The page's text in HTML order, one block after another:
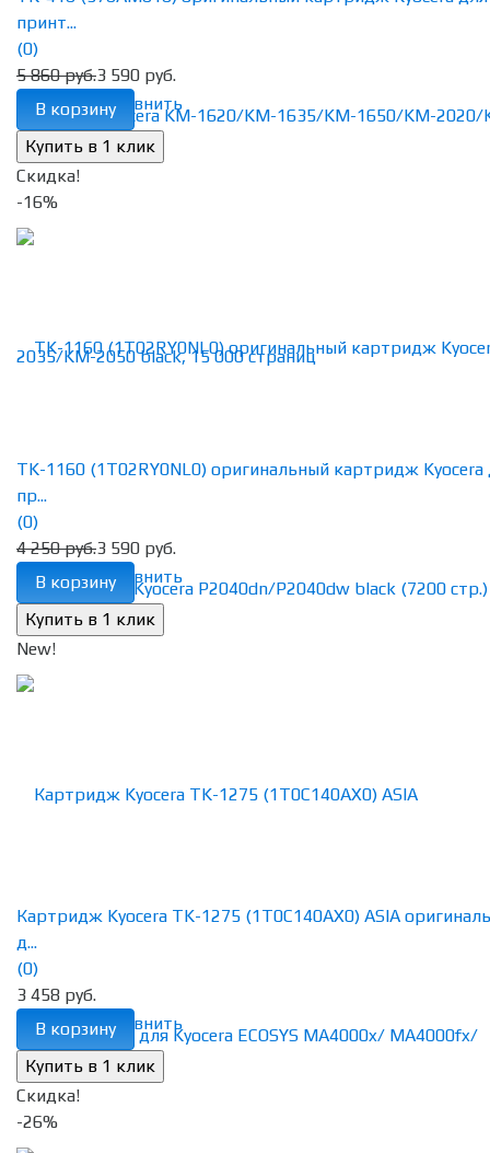
избранное сравнить
принт...
(0)
5 860 руб.3 590 руб.
В корзину
Скидка!
-16%
избранное сравнить
TK-1160 (1T02RY0NL0) оригинальный картридж Kyocera
пр...
(0)
4 250 руб.3 590 руб.
В корзину
New!
избранное сравнить
Картридж Kyocera TK-1275 (1T0C140AX0) ASIA
д...
(0)
3 458 руб.
В корзину
Скидка!
-26%